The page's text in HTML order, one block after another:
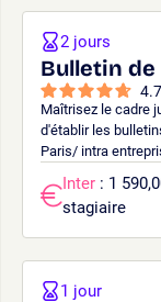
Bulletin de
4.7
Maîtrisez le cadre
d'établir les
Paris/ intra
2 jours
Inter : 1
stagiaire
1 jour